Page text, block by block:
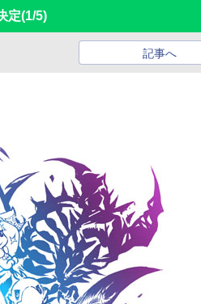
定(1/5)
記事へ